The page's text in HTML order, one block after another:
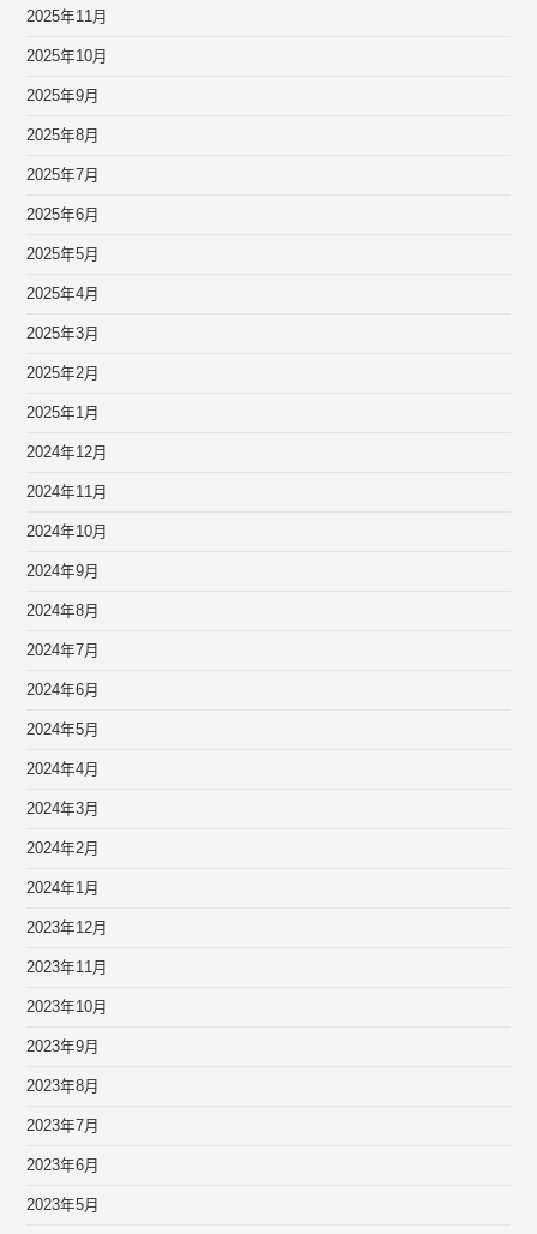
2025年11月
2025年10月
2025年9月
2025年8月
2025年7月
2025年6月
2025年5月
2025年4月
2025年3月
2025年2月
2025年1月
2024年12月
2024年11月
2024年10月
2024年9月
2024年8月
2024年7月
2024年6月
2024年5月
2024年4月
2024年3月
2024年2月
2024年1月
2023年12月
2023年11月
2023年10月
2023年9月
2023年8月
2023年7月
2023年6月
2023年5月